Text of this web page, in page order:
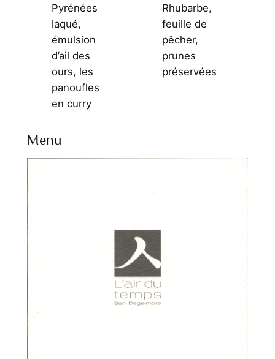
Pyrénées
laqué,
émulsion
d’ail des
ours, les
panoufles
en curry
Rhubarbe,
feuille de
pêcher,
prunes
préservées
Menu